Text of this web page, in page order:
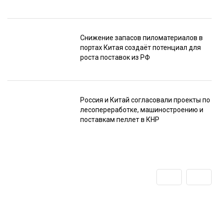
Снижение запасов пиломатериалов в
портах Китая создаёт потенциал для
роста поставок из РФ
Россия и Китай согласовали проекты по
лесопереработке, машиностроению и
поставкам пеллет в КНР